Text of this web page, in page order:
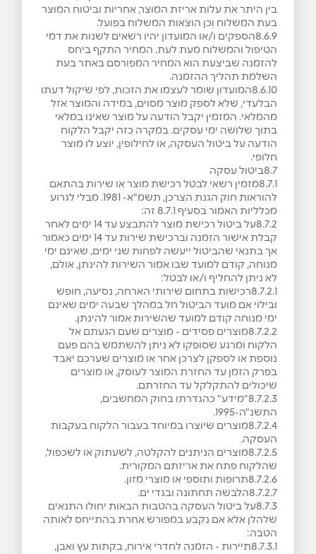
בין היתר את עלות אריזת המוצר, אחריות וביטוח המוצר
בעת המשלוח וכן הוצאות המשלוח בפועל.
8.6.9הספקים ו/או המועדון יהיו רשאים לשנות את דמי
הטיפול והמשלוח מעת לעת. המחיר התקף ביחס
להזמנה שביצעת הוא המחיר המפורסם באתר בעת
השלמת תהליך ההזמנה.
8.6.10המועדון שומר לעצמו את הזכות, לפי שיקול דעתו
הבלעדי, שלא לספק מוצר מסוים, במידה והמוצר אזל
מהמלאי. המזמין יקבל הודעה על מוצר שאינו במלאי
בתוך שלושה ימי עסקים. במקרה כזה יקבל הלקוח
הודעה על ביטול העסקה, או לחילופין, יוצע לו מוצר
חלופי.
8.7ביטול עסקה
8.7.1מזמין רשאי לבטל רכישת מוצר או שירות בהתאם
להוראות חוק הגנת הצרכן, תשמ"א- 1981. מבלי לגרוע
מכלליות האמור בסעיף ‎8.7.1 זה:
8.7.2על ביטול רכישת מוצר להתבצע עד 14 ימים לאחר
קבלת אישור הזמנה וברכישת שירות עד 14 ימים כאמור
אך בתנאי שהביטול ייעשה לפחות שני ימים, שאינם ימי
מנוחה, קודם למועד שבו אמור השירות להינתן, אולם,
לא ניתן להחליף ו/או לבטל:
8.7.2.1רכישות בתחום שירותי הארחה, נסיעה, חופש
ובילוי אם מועד הביטול חל במהלך שבעה ימים שאינם
ימי מנוחה קודם למועד שהשירות אמור להינתן.
8.7.2.2מוצרים פסידים - מוצרים שעם הגעתם אל
הלקוח ומרגע שסופקו לא ניתן להשתמש בהם פעם
נוספת או לספקן לצרכן אחר או מוצרים שערכם יאבד
בפרק הזמן עד החזרת המוצר לעוסק, או מוצרים
שיכולים להתקלקל עד החזרתם.
8.7.2.3"מידע" כהגדרתו בחוק המחשבים,
התשנ"ה-1995.
8.7.2.4מוצרים שיוצרו במיוחד בעבור הלקוח בעקבות
העסקה.
8.7.2.5מוצרים הניתנים להקלטה, לשעתוק או לשכפול,
שהלקוח פתח את אריזתם המקורית.
8.7.2.6תרופות ותוספי או מוצרי מזון.
8.7.2.7הלבשה תחתונה ובגדי ים.
8.7.3על ביטול העסקה בהטבות הבאות יחולו התנאים
שלהלן אלא אם נקבע במפורש אחרת בהתייחס לאותה
הטבה:
8.7.3.1תיירות - הזמנה לחדרי אירוח, בקתות עץ ואבן,